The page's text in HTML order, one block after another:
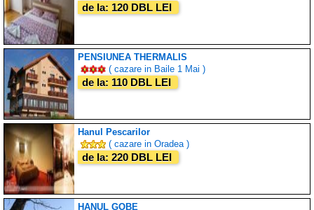
de la: 120 DBL LEI
PENSIUNEA THERMALIS
( cazare in Baile 1 Mai )
de la: 110 DBL LEI
Hanul Pescarilor
( cazare in Oradea )
de la: 220 DBL LEI
HANUL GOBE